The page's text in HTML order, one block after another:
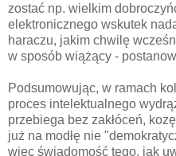
zostać np. wielkim
elektronicznego wskutek
haraczu, jakim chwilę
w sposób wiążący -
Podsumowując, w ramach
proces intelektualnego
przebiega bez zakłóceń,
już na modłę nie
więc świadomość tego, jak